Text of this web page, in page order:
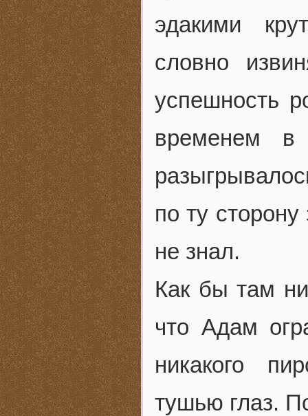
эдакими
словно
успешность
временем в
по ту
не знал.
Как бы там
что Адам
никакого
тушью глаз.